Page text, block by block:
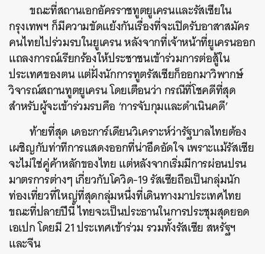
ขณะที่สถานเอกอัครราชทูตยูเครนและรัสเซียใน
กรุงเทพฯ ก็มีความขัดแย้งกันเรื่องที่จะเปิดรับอาสาสมัคร
คนไทยไปร่วมรบในยูเครน หลังจากที่เจ้าหน้าที่ยูเครนออก
แถลงการณ์เรียกร้องให้ประชาชนเข้าร่วมการต่อสู้ใน
ประเทศของตน แต่ฝั่งนักการทูตรัสเซียก็ออกมาวิพากษ์
วิจารณ์สถานทูตยูเครน โดยเตือนว่า กรณีที่โชคดีที่สุด
สำหรับผู้จะเข้าร่วมรบคือ ‘การจับกุมและดำเนินคดี’
ท้ายที่สุด เดอะการ์เดียนวิเคราะห์ว่ารัฐบาลไทยต้อง
เผชิญกับท่าทีการแสดงออกที่น่าอึดอัดใจ เพราะแม้รัสเซีย
จะไม่ใช่คู่ค้าหลักของไทย แต่หลังจากเริ่มมีการผ่อนปรน
มาตรการต่างๆ เกี่ยวกับโควิด-19 รัสเซียถือเป็นกลุ่มนัก
ท่องเที่ยวที่ใหญ่ที่สุดกลุ่มหนึ่งที่เดินทางมาประเทศไทย
ขณะที่ปลายปีนี้ ไทยจะเป็นประธานในการประชุมสุดยอด
เอเปก โดยมี 21 ประเทศเข้าร่วม รวมทั้งรัสเซีย สหรัฐฯ
และจีน